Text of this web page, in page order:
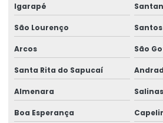
Ponte rolante fabricante
Pontes rolante swf
Pontes rolante e talhas para ambientes
Projetos especiais em pontes rolantes
Projetos especiais em talhas elétricas
Igarapé
São Lourenço
Arcos São
Santa Rita do Sapucaí
Almenara Salinas
Boa Esperança